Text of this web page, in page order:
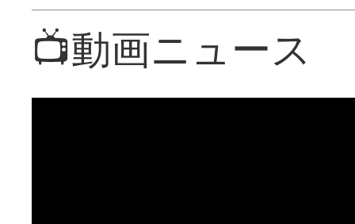
📺動画ニュース